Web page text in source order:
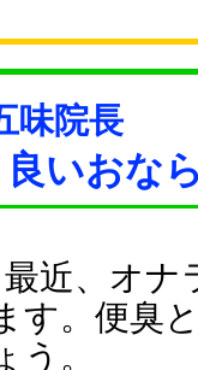
味院長
いおな
近、オナ
す。便臭
う。